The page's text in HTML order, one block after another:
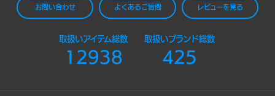
お問い合わせ よくあるご質問 レビューを見る
取扱いアイテム総数
12938
取扱いブランド総数
425